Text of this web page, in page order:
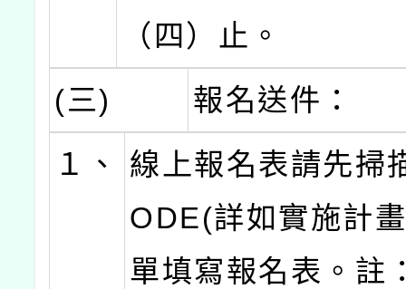
（四）止。
(三)
報名送件：
１、
線上報名表請先掃
ODE(詳如實施計
單填寫報名表。註